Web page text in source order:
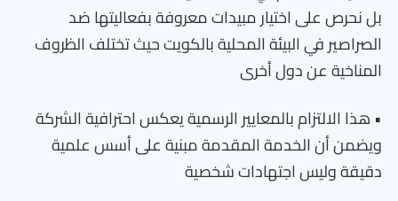
بل نحرص على اختيار مبيدات معروفة بفعاليتها ضد
الصراصير في البيئة المحلية بالكويت حيث تختلف الظروف
المناخية عن دول أخرى
• هذا الالتزام بالمعايير الرسمية يعكس احترافية الشركة
ويضمن أن الخدمة المقدمة مبنية على أسس علمية
دقيقة وليس اجتهادات شخصية